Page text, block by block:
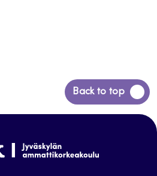
Back to top
Siirry
takaisin